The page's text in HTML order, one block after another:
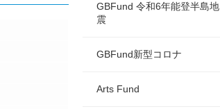
GBFund 令和6年能登半島地
震
GBFund新型コロナ
Arts Fund